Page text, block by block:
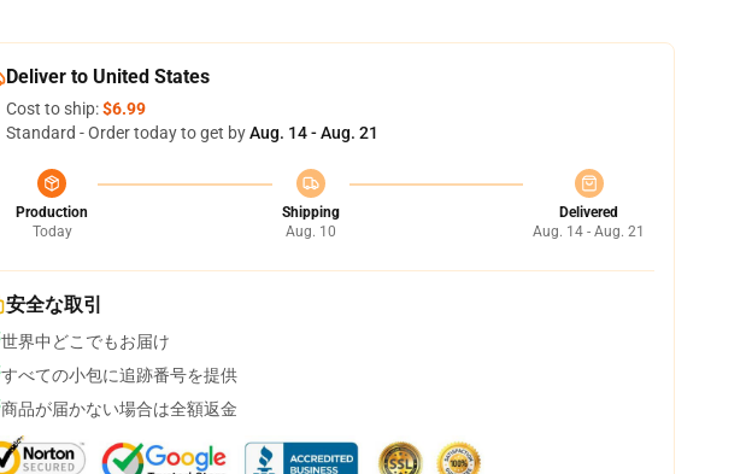
Deliver to United States
Cost to ship:$6.99
Standard - Order today to get byAug. 14 - Aug. 21
Production
Today
Shipping
Aug. 10
Delivered
Aug. 14 - Aug. 21
安全な取引
世界中どこでもお届け
すべての小包に追跡番号を提供
商品が届かない場合は全額返金